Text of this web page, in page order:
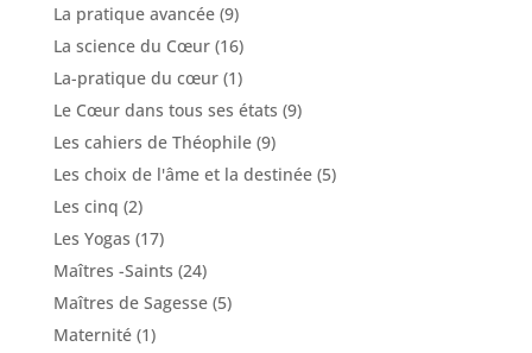
La pratique avancée(9)
La science du Cœur(16)
La-pratique du cœur(1)
Le Cœur dans tous ses états (9)
Les cahiers de Théophile(9)
Les choix de l'âme et la destinée(5)
Les cinq (2)
Les Yogas (17)
Maîtres -Saints (24)
Maîtres de Sagesse(5)
Maternité(1)